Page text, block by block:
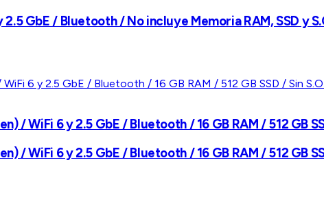
GbE / Bluetooth / No incluye Memoria RAM, SSD y
/ WiFi 6 y 2.5 GbE / Bluetooth / 16 GB RAM / 512 GB
/ WiFi 6 y 2.5 GbE / Bluetooth / 16 GB RAM / 512 GB